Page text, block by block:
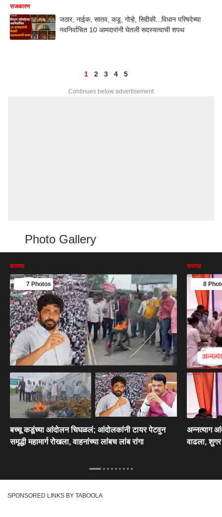
राजकारण
जठार, नाईक, सातव, कडू, गोऱ्हे, सिद्दीकी...विधान परिषदेच्या
नवनिर्वाचित 10 आमदारांनी घेतली सदस्यत्वाची शपथ
1 2 3 4 5
Continues below advertisement
Photo Gallery
बातम्या
7 Photos
बच्चू कडूंच्या आंदोलन चिघळलं; आंदोलकांनी टायर पेटवुन
समृद्धी महामार्ग रोखला, वाहनांच्या लांबच लांब रांगा
रायगड
8
अन्नत्याग
वाढला,
SPONSORED LINKS BY TABOOLA